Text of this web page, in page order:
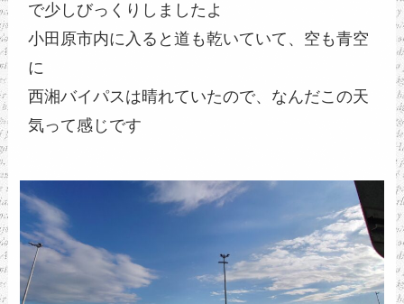
で少しびっくりしましたよ
小田原市内に入ると道も乾いていて、空も青空
に
西湘バイパスは晴れていたので、なんだこの天
気って感じです